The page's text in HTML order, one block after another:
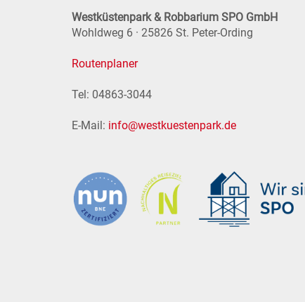
Westküstenpark & Robbarium SPO GmbH
Wohldweg 6 · 25826 St. Peter-Ording
Routenplaner
Tel: 04863-3044
E-Mail: info@westkuestenpark.de